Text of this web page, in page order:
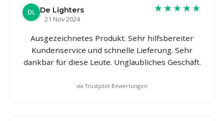
DL De Lighters
21 Nov 2024
★★★★★
Ausgezeichnetes Produkt. Sehr hilfsbereiter
Kundenservice und schnelle Lieferung. Sehr
dankbar für diese Leute. Unglaubliches Geschäft.
via Trustpilot Bewertungen